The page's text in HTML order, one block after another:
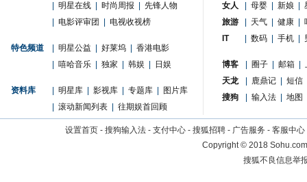
明星在线 时尚周报
先锋人物
电影评审团 电视收视榜
特色频道 明星公益 好莱坞
香港电影
嘻哈音乐 独家 韩娱 日娱
资料库 明星库 影视库 专题库
图片库
滚动新闻列表 往期娱首回顾
女人 母婴 新娘
旅游
天气 健康
IT
数码 手机
博客 圈子 邮箱
天龙
鹿鼎记
短信
搜狗
输入法 地图
设置首页 - 搜狗输入法 - 支付中心 - 搜狐招聘 - 广告服务 - 客服中心
Copyright©2018
搜狐不良信息举